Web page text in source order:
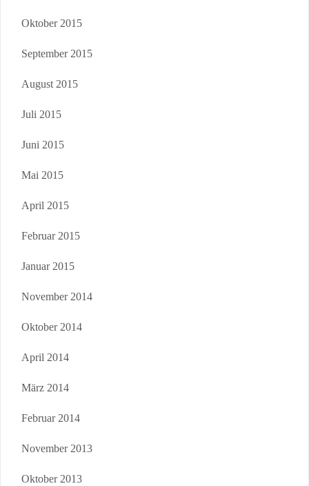
Oktober 2015
September 2015
August 2015
Juli 2015
Juni 2015
Mai 2015
April 2015
Februar 2015
Januar 2015
November 2014
Oktober 2014
April 2014
März 2014
Februar 2014
November 2013
Oktober 2013